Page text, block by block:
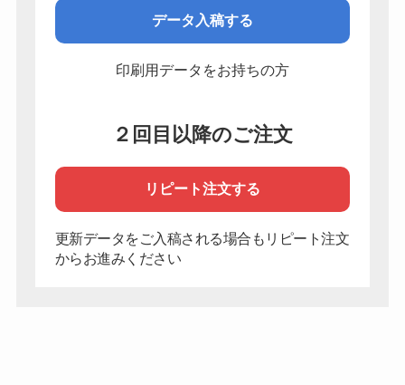
データ入稿する
印刷用データをお持ちの方
２回目以降のご注文
リピート注文する
更新データをご入稿される場合もリピート注文
からお進みください